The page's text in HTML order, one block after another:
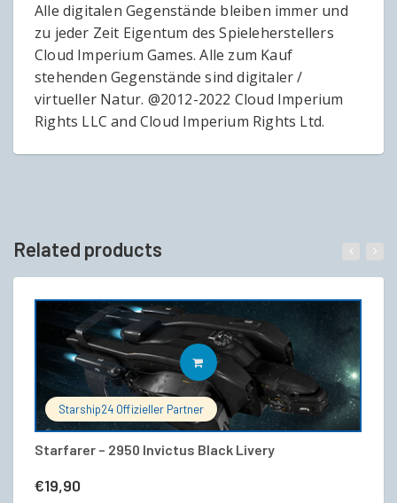
Alle digitalen Gegenstände bleiben immer und
zu jeder Zeit Eigentum des Spieleherstellers
Cloud Imperium Games. Alle zum Kauf
stehenden Gegenstände sind digitaler /
virtueller Natur. @2012-2022 Cloud Imperium
Rights LLC and Cloud Imperium Rights Ltd.
Related products
Starship24 Offizieller Partner
Starfarer – 2950 Invictus Black Livery
€19,90
IN DEN WARENKORB